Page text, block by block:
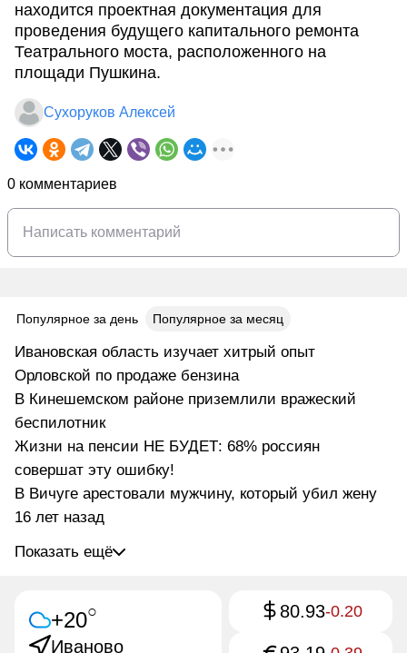
находится проектная документация для
проведения будущего капитального ремонта
Театрального моста, расположенного на
площади Пушкина.
Сухоруков Алексей
0 комментариев
Популярное за день Популярное за месяц
Ивановская область изучает хитрый опыт
Орловской по продаже бензина
В Кинешемском районе приземлили вражеский
беспилотник
Жизни на пенсии НЕ БУДЕТ: 68% россиян
совершат эту ошибку!
В Вичуге арестовали мужчину, который убил жену
16 лет назад
Показать ещё
+20○
Иваново
80.93-0.20